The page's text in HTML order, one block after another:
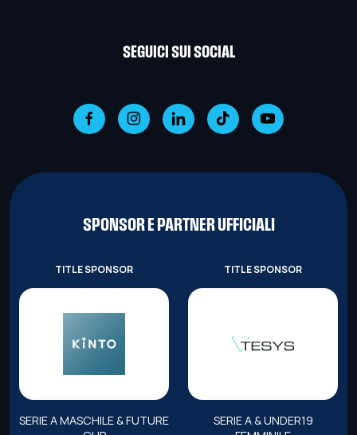
SEGUICI SUI SOCIAL
SPONSOR E PARTNER UFFICIALI
TITLE SPONSOR
SERIE A MASCHILE & FUTURE
TITLE SPONSOR
SERIE A & UNDER19